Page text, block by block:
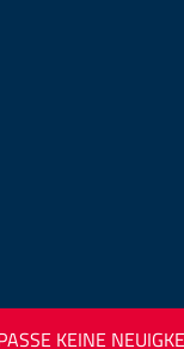
KEINE